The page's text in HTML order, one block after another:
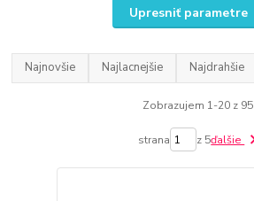
Upresniť parametre
Najnovšie Najlacnejšie Najdrahšie
Zobrazujem 1-20 z 95
strana z 5ďalšie